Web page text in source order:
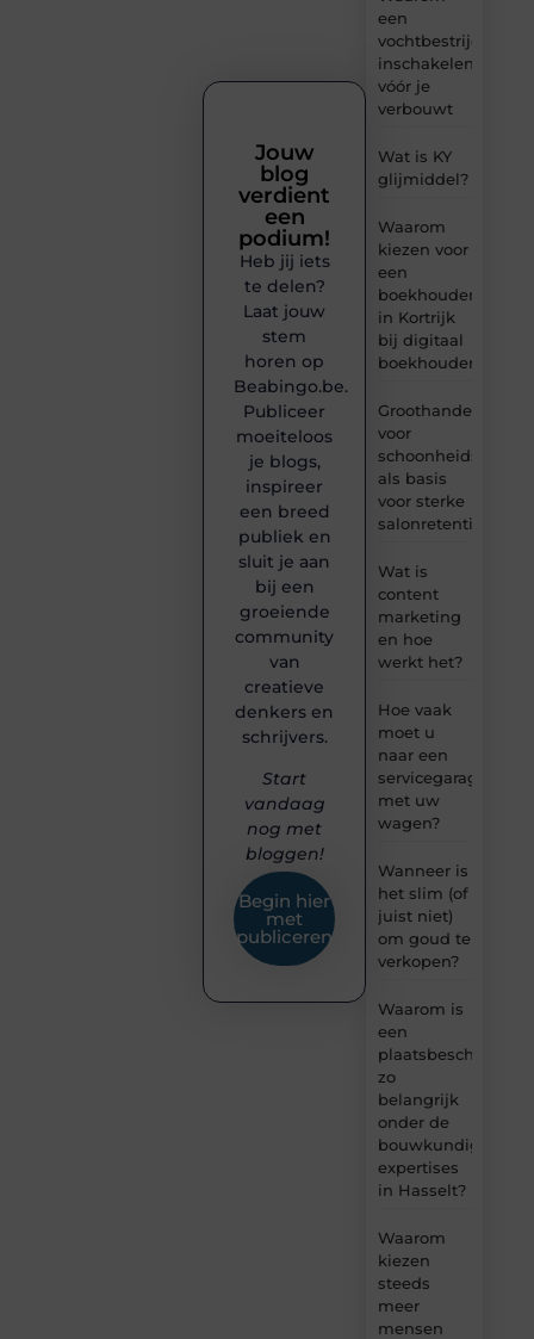
een
inschakelen
vóór je
verbouwt
Wat is KY
glijmiddel?
Waarom
kiezen voor
een
boekhouder
in Kortrijk
bij digitaal
boekhouden?
Groothandel
voor
als basis
voor sterke
salonretentie
Wat is
content
marketing
en hoe
werkt het?
Hoe vaak
moet u
naar een
servicegarage
met uw
wagen?
Wanneer is
het slim (of
juist niet)
om goud te
verkopen?
Waarom is
een
plaatsbeschrijving
zo
belangrijk
onder de
bouwkundige
expertises
in Hasselt?
Waarom
kiezen
steeds
meer
mensen
Jouw
blog
verdient
een
podium!
Heb jij iets
te delen?
Laat jouw
stem
horen op
Beabingo.be.
Publiceer
moeiteloos
je blogs,
inspireer
een breed
publiek en
sluit je aan
bij een
groeiende
community
van
creatieve
denkers en
schrijvers.
Start
vandaag
nog met
bloggen!
Begin hier
met
publiceren